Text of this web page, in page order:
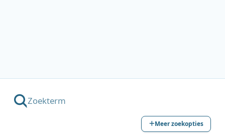
Meer zoekopties